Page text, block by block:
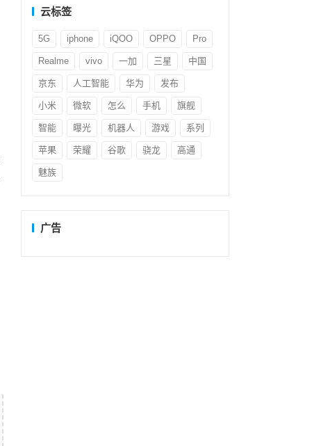
云标签
5G iphone iQOO OPPO Pro
Realme vivo 一加 三星 中国
京东 人工智能 华为 发布
小米 微软 怎么 手机 旗舰
智能 曝光 机器人 游戏 系列
苹果 荣耀 谷歌 骁龙 高通
魅族
广告